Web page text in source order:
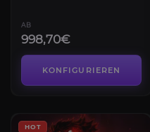
AB
998,70€
KONFIGURIEREN
HOT